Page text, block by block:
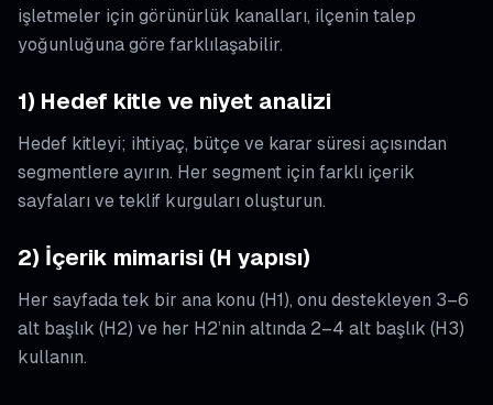
işletmeler için görünürlük kanalları, ilçenin talep
yoğunluğuna göre farklılaşabilir.
1) Hedef kitle ve niyet analizi
Hedef kitleyi; ihtiyaç, bütçe ve karar süresi açısından
segmentlere ayırın. Her segment için farklı içerik
sayfaları ve teklif kurguları oluşturun.
2) İçerik mimarisi (H yapısı)
Her sayfada tek bir ana konu (H1), onu destekleyen 3–6
alt başlık (H2) ve her H2’nin altında 2–4 alt başlık (H3)
kullanın.